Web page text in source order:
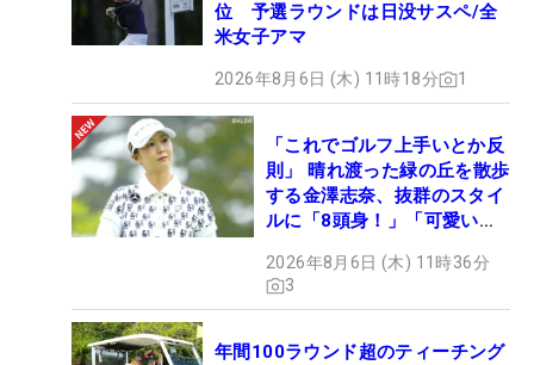
位 予選ラウンドは日没サスペ/全
米女子アマ
2026年8月6日 (木) 11時18分 1
「これでゴルフ上手いとか反
則」 晴れ渡った緑の丘を散歩
する金澤志奈、抜群のスタイ
ルに「8頭身！」「可愛いに
2026年8月6日 (木) 11時36分
3
年間100ラウンド超のティーチング